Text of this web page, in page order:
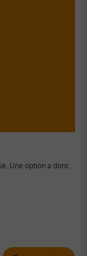
Une option a donc